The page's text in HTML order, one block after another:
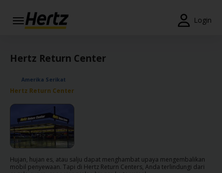
Login
Menu
Penawaran
Join /
Gold
Overview
ID/ID
Hertz Return Center
Amerika Serikat
Hertz Return Center
Hujan, hujan es, atau salju dapat menghambat upaya mengembalikan
mobil penyewaan. Tapi di Hertz Return Centers, Anda terlindungi dari